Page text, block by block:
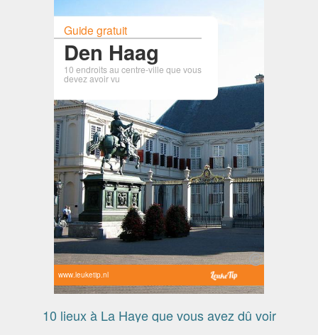
Guide gratuit
Den Haag
10 endroits au centre-ville que vous
devez avoir vu
www.leuketip.nl
10 lieux à La Haye que vous avez dû voir